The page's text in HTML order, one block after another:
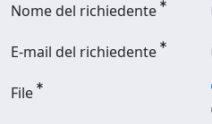
Nome del richiedente
E-mail del richiedente
File